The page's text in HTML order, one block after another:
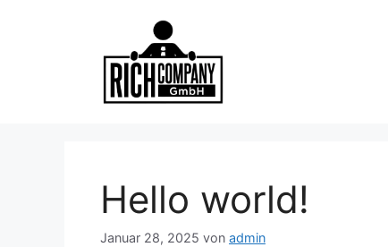
Hello world!
Januar 28, 2025 von admin